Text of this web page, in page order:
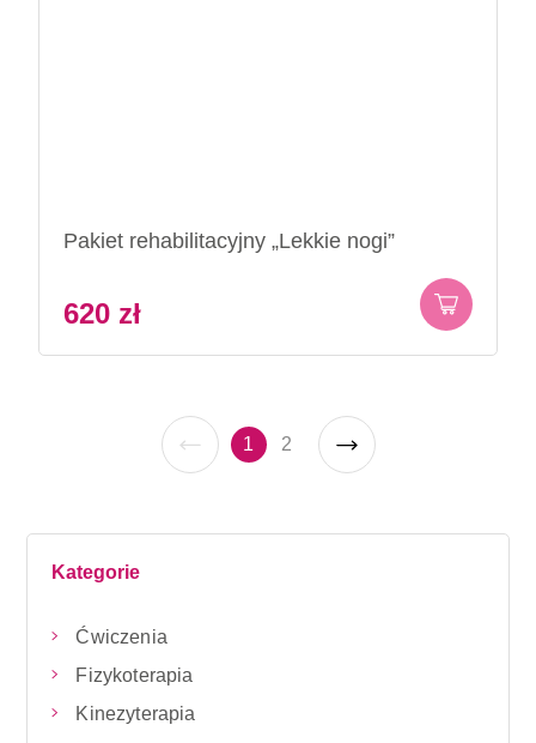
Pakiet rehabilitacyjny „Lekkie nogi”
620 zł
1 2
Kategorie
Ćwiczenia
Fizykoterapia
Kinezyterapia